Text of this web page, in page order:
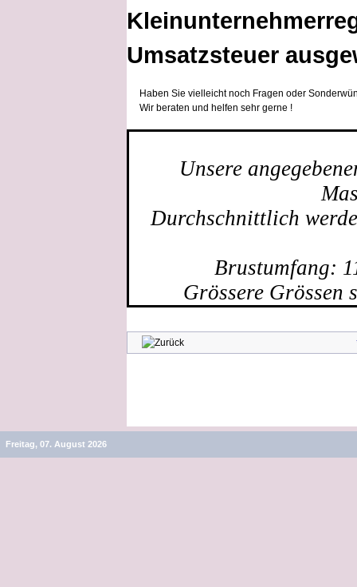
Umsatzsteuer
Haben Sie vielleicht noch Fragen oder
Wir beraten und helfen sehr gerne !
Unsere
Durchschnittlich
Brustumfang:
Grössere Grössen
Freitag, 07. August 2026